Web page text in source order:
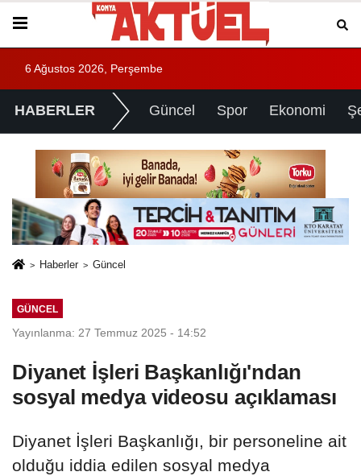
6 Ağustos 2026, Perşembe
HABERLER Güncel Spor Ekonomi
Haberler Güncel
GÜNCEL
Yayınlanma: 27 Temmuz 2025 - 14:52
Diyanet İşleri Başkanlığı'ndan
sosyal medya videosu açıklaması
Diyanet İşleri Başkanlığı, bir personeline ait
olduğu iddia edilen sosyal medya